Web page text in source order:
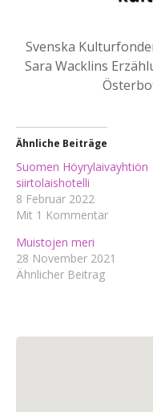
Svenska
Sara Wacklins
Ähnliche Beiträge
Suomen Höyrylaivayhtiön
siirtolaishotelli
8 Februar 2022
Mit 1 Kommentar
Muistojen meri
28 November 2021
Ähnlicher Beitrag